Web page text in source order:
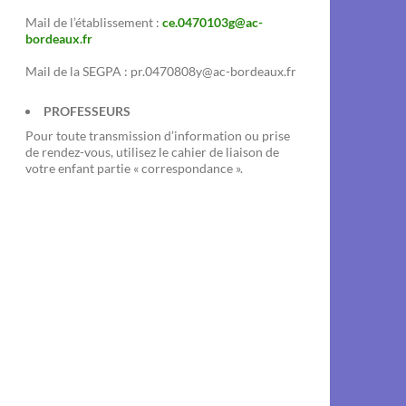
Mail de l’établissement : ce.0470103g@ac-
bordeaux.fr
Mail de la SEGPA : pr.0470808y@ac-bordeaux.fr
PROFESSEURS
Pour toute transmission d’information ou prise
de rendez-vous, utilisez le cahier de liaison de
votre enfant partie « correspondance ».